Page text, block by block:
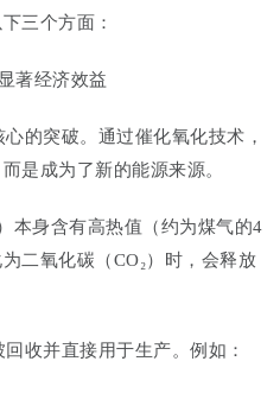
三个方面：
著经济效益
的突破。通过催化氧化技术，
是成为了新的能源来源。
身含有高热值（约为煤气的4
二氧化碳（CO₂）时，会释放
收并直接用于生产。例如：